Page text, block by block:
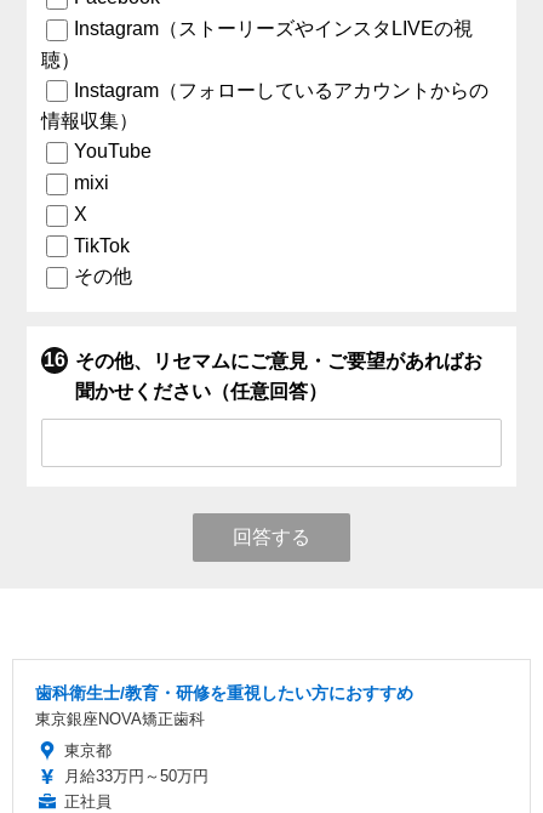
Instagram（ストーリーズやインスタLIVEの視
聴）
Instagram（フォローしているアカウントからの
情報収集）
YouTube
mixi
X
TikTok
その他
その他、リセマムにご意見・ご要望があればお
聞かせください（任意回答）
回答する
歯科衛生士/教育・研修を重視したい方におすすめ
東京銀座NOVA矯正歯科
東京都
月給33万円～50万円
正社員